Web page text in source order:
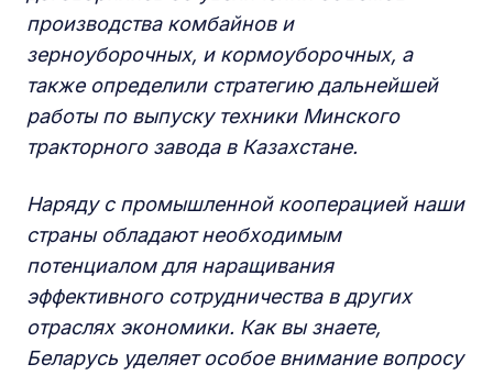
производства комбайнов и
зерноуборочных, и кормоуборочных, а
также определили стратегию дальнейшей
работы по выпуску техники Минского
тракторного завода в Казахстане.
Наряду с промышленной кооперацией наши
страны обладают необходимым
потенциалом для наращивания
эффективного сотрудничества в других
отраслях экономики. Как вы знаете,
Беларусь уделяет особое внимание вопросу